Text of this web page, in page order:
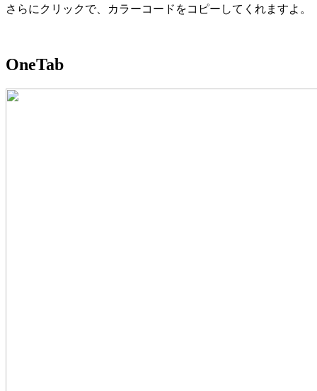
さらにクリックで、カラーコードをコピーしてくれますよ。
OneTab